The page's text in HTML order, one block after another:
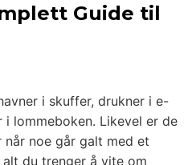
Guide til
i skuffer, drukner i e-
lommeboken. Likevel er de
noe går galt med et
du trenger å vite om